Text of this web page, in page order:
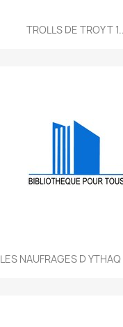
TROLLS DE TROY T
LES NAUFRAGES D